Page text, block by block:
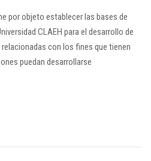
por objeto establecer las bases de
CLAEH para el desarrollo de
con los fines que tienen
puedan desarrollarse